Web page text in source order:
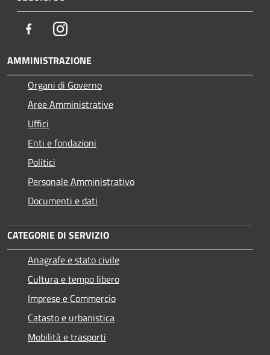
FacebookInstagram
AMMINISTRAZIONE
Organi di Governo
Aree Amministrative
Uffici
Enti e fondazioni
Politici
Personale Amministrativo
Documenti e dati
CATEGORIE DI SERVIZIO
Anagrafe e stato civile
Cultura e tempo libero
Imprese e Commercio
Catasto e urbanistica
Mobilità e trasporti